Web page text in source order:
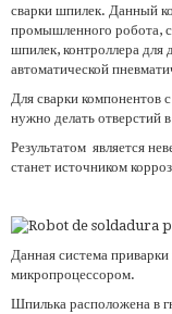
сварки шпилек. Данный
промышленного робота,
шпилек, контроллера
автоматической
Для сварки
нужно делать отверстий
Результатом является
станет источником
Данная система
микропроцессором.
Шпилька расположена в